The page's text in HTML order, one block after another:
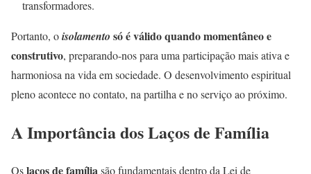
transformadores.
Portanto, oisolamento só é válido quando momentâneo e
construtivo, preparando-nos para uma participação mais ativa e
harmoniosa na vida em sociedade. O desenvolvimento espiritual
pleno acontece no contato, na partilha e no serviço ao próximo.
A Importância dos Laços de Família
Oslaços de famíliasão fundamentais dentro da Lei de